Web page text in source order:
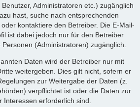
Administratoren etc.) zugänglich
hast, suche nach entsprechenden
kontaktiere den Betreiber. Die E-Mail-
ist dabei jedoch nur für den Betreiber
(Administratoren) zugänglich.
Daten wird der Betreiber nur mit
weitergeben. Dies gilt nicht, sofern er
zur Weitergabe der Daten (z.
verpflichtet ist oder die Daten zur
Interessen erforderlich sind.